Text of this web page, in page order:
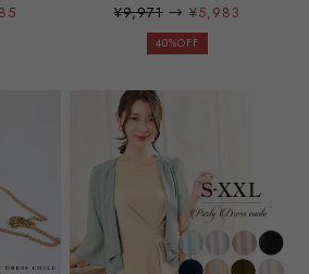
ンツ
り
い
ス
ス ドレス セットアップ 上
下セット パーティードレス
次会 披露宴 パーティー ブ
ライダル 通勤 オフィス 学
校行事 レディース 20代 30
代 40代 大きいサイズ お呼
ばれ emile0023
¥9,971→ ¥5,983
40%OFF